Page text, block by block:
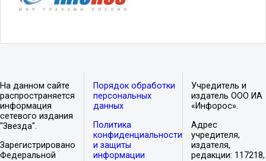
На данном сайте
распространяется
информация
сетевого издания
"Звезда".
Зарегистрировано
Федеральной
Порядок обработки
персональных
данных
Политика
конфиденциальности
и защиты
информации
Учредитель и
издатель ООО ИА
«Инфорос».
Адрес
учредителя,
издателя,
редакции: 117218,